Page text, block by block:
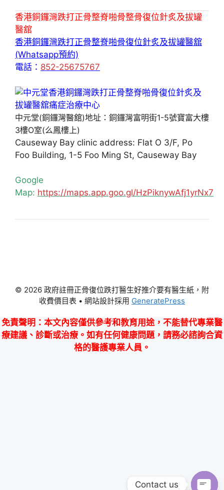
香港銅鑼灣跌打正骨整脊啪骨整骨復位針炙及拔罐
醫舘
香港銅鑼灣跌打正骨整脊啪骨復位針炙及拔罐醫舘
(Whatsapp預約)
電話： 852-25675767
中元堂(銅鑼灣醫舘)地址：銅鑼灣富明街1-5號寶富大樓
3樓O室(么鳳樓上)
Causeway Bay clinic address: Flat O 3/F, Po
Foo Building, 1-5 Foo Ming St, Causeway Bay
Google
Map: https://maps.app.goo.gl/HzPiknywAfj1yrNx7
© 2026 政府註冊正骨復位跌打醫生好推介要有醫生紙，附
收費價目表 • 網站設計採用 GeneratePress
免責聲明 ：本文內容僅供參考和教育用途，不能替代專業醫
療建議、診斷或治療。如有任何健康問題，請務必諮詢合資
格的醫護專業人員。
Contact us